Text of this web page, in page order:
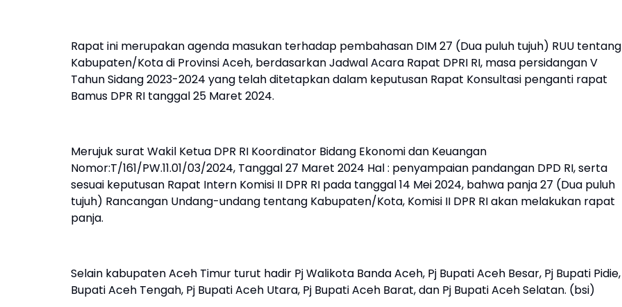
Rapat ini merupakan agenda masukan terhadap pembahasan DIM 27 (Dua puluh tujuh) RUU tentang
Kabupaten/Kota di Provinsi Aceh, berdasarkan Jadwal Acara Rapat DPRI RI, masa persidangan V
Tahun Sidang 2023-2024 yang telah ditetapkan dalam keputusan Rapat Konsultasi penganti rapat
Bamus DPR RI tanggal 25 Maret 2024.
Merujuk surat Wakil Ketua DPR RI Koordinator Bidang Ekonomi dan Keuangan
Nomor:T/161/PW.11.01/03/2024, Tanggal 27 Maret 2024 Hal : penyampaian pandangan DPD RI, serta
sesuai keputusan Rapat Intern Komisi II DPR RI pada tanggal 14 Mei 2024, bahwa panja 27 (Dua puluh
tujuh) Rancangan Undang-undang tentang Kabupaten/Kota, Komisi II DPR RI akan melakukan rapat
panja.
Selain kabupaten Aceh Timur turut hadir Pj Walikota Banda Aceh, Pj Bupati Aceh Besar, Pj Bupati Pidie,
Bupati Aceh Tengah, Pj Bupati Aceh Utara, Pj Bupati Aceh Barat, dan Pj Bupati Aceh Selatan. (bsi)